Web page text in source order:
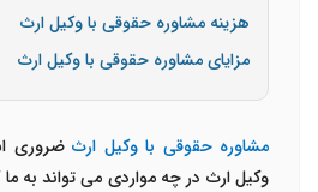
هزینه مشاوره حقوقی با وکیل ارث
مزایای مشاوره حقوقی با وکیل ارث
مشاوره حقوقی با وکیل ارث ضروری
وکیل ارث در چه مواردی می تواند به